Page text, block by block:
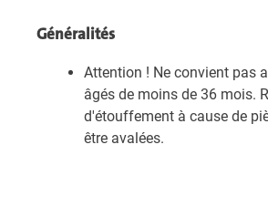
Généralités
Attention ! Ne convient pas
âgés de moins de 36 mois.
d'étouffement à cause de
être avalées.